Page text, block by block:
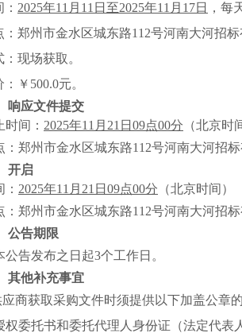
2025年11月11日至2025年11月17日
，每
：郑州市金水区城东路112号河南大河招
：现场获取。
￥500.0元。
响应文件提交
时间： 2025年11月21日09点00分 （北京时
：郑州市金水区城东路112号河南大河招
开启
2025年11月21日09点00分 （北京时间）
：郑州市金水区城东路112号河南大河招
公告期限
公告发布之日起3个工作日。
其他补充事宜
应商获取采购文件时须提供以下加盖公章
委托书和委托代理人身份证（法定代表